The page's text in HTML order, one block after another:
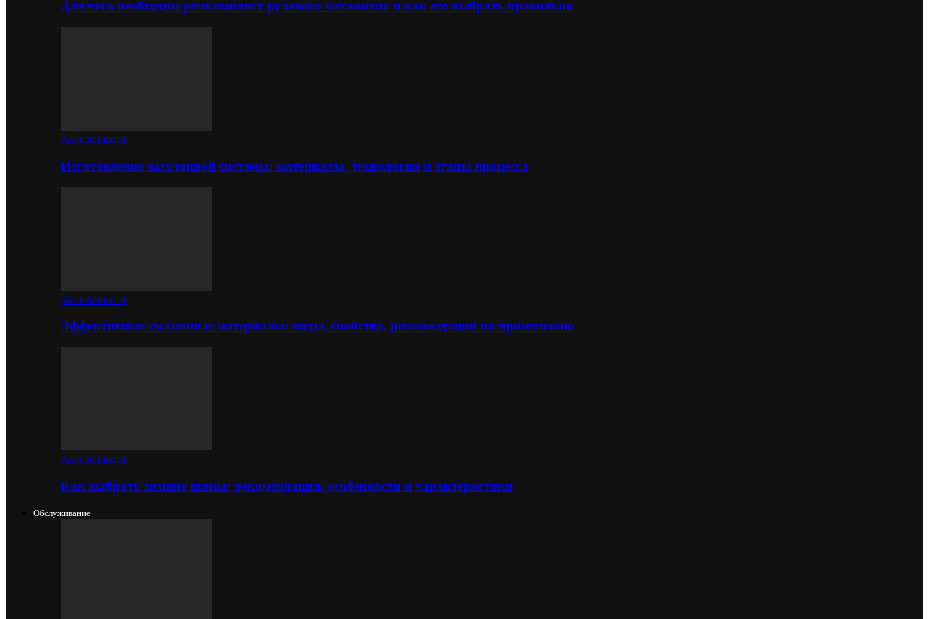
Для чего необходим ремкомплект рулевого механизма и как его выбрать правильно
Автозапчасти
Изготовление выхлопной системы: материалы, технологии и этапы процесса
Автозапчасти
Эффективные смазочные материалы: виды, свойства, рекомендации по применению
Автозапчасти
Как выбрать зимние шины: рекомендации, особенности и характеристики
Обслуживание